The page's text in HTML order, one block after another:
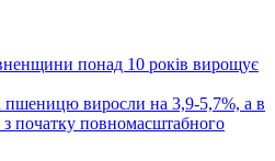
понад 10 років вирощує
пшеницю виросли на 3,9-5,7%, а в
початку повномасштабного